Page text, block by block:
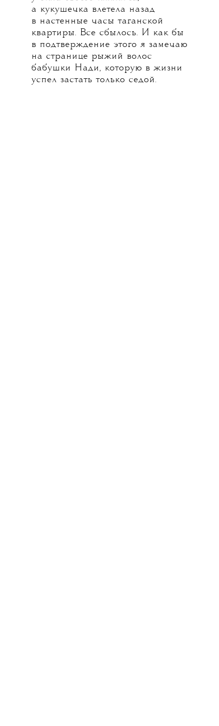
а кукушечка влетела назад
в настенные часы таганской
квартиры. Все сбылось. И как бы
в подтверждение этого я замечаю
на странице рыжий волос
бабушки Нади, которую в жизни
успел застать только седой.